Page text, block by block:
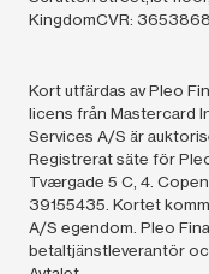
KingdomCVR:
Kort utfärdas av Pleo
licens från Mastercard
Services A/S är
Registrerat säte för
Tværgade 5 C, 4.
39155435. Kortet
A/S egendom. Pleo
betaltjänstleverantör